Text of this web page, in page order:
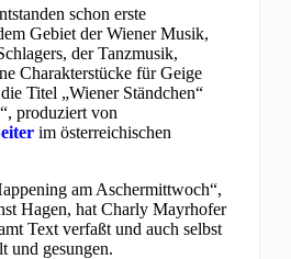
schon erste
Gebiet der Wiener Musik,
der Tanzmusik,
Charakterstücke für Geige
Titel „Wiener Ständchen“
produziert von
im österreichischen
am Aschermittwoch“,
Hagen, hat Charly Mayrhofer
Text verfaßt und auch selbst
und gesungen.